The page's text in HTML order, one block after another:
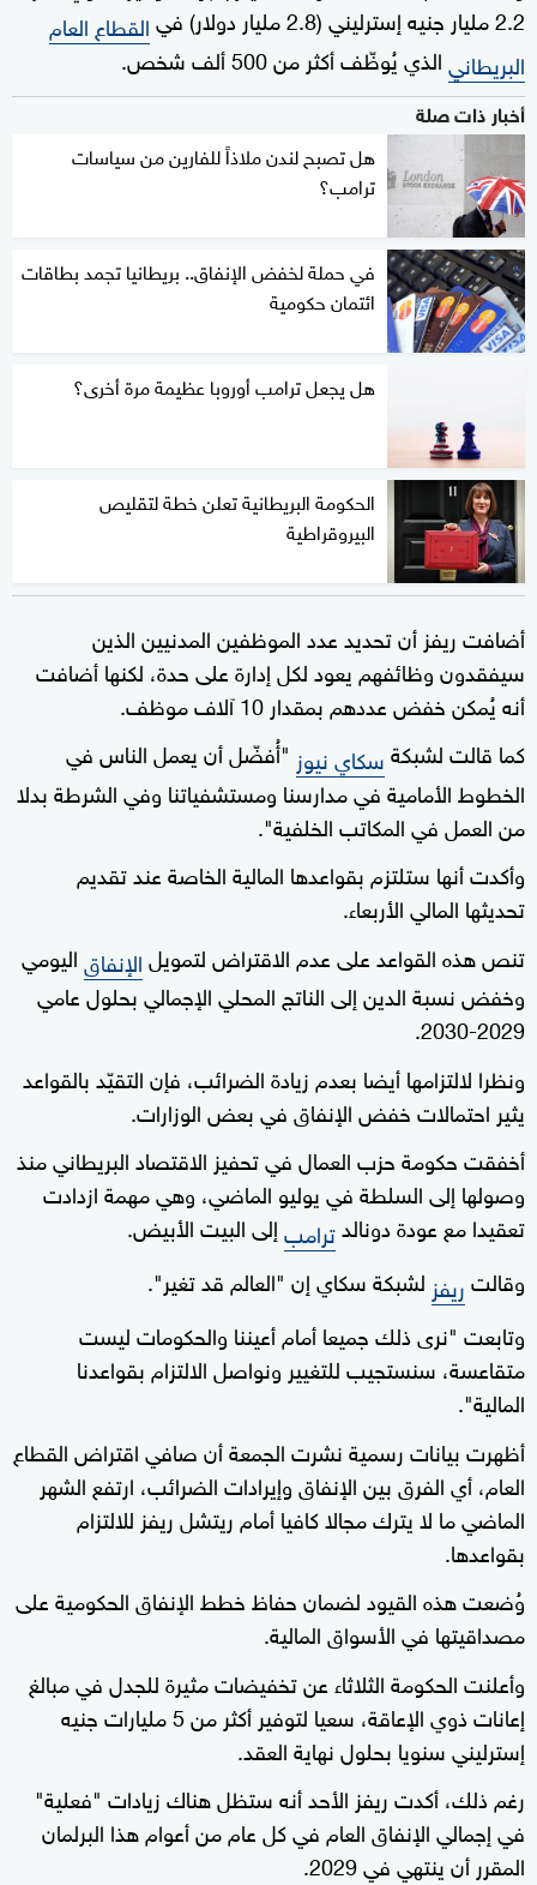
2.2 مليار جنيه إسترليني (2.8 مليار دولار) في
القطاع العام
البريطانيالذي يُوظّف أكثر من 500 ألف شخص.
أخبار ذات صلة
هل تصبح لندن ملاذاً للفارين من سياسات
ترامب؟
في حملة لخفض الإنفاق.. بريطانيا تجمد بطاقات
ائتمان حكومية
هل يجعل ترامب أوروبا عظيمة مرة أخرى؟
الحكومة البريطانية تعلن خطة لتقليص
البيروقراطية
أضافت ريفز أن تحديد عدد الموظفين المدنيين الذين
سيفقدون وظائفهم يعود لكل إدارة على حدة، لكنها أضافت
أنه يُمكن خفض عددهم بمقدار 10 آلاف موظف.
كما قالت لشبكةسكاي نيوز "أُفضّل أن يعمل الناس في
الخطوط الأمامية في مدارسنا ومستشفياتنا وفي الشرطة بدلا
من العمل في المكاتب الخلفية".
وأكدت أنها ستلتزم بقواعدها المالية الخاصة عند تقديم
تحديثها المالي الأربعاء.
تنص هذه القواعد على عدم الاقتراض لتمويلالإنفاقاليومي
وخفض نسبة الدين إلى الناتج المحلي الإجمالي بحلول عامي
2029-2030.
ونظرا لالتزامها أيضا بعدم زيادة الضرائب، فإن التقيّد بالقواعد
يثير احتمالات خفض الإنفاق في بعض الوزارات.
أخفقت حكومة حزب العمال في تحفيز الاقتصاد البريطاني منذ
وصولها إلى السلطة في يوليو الماضي، وهي مهمة ازدادت
تعقيدا مع عودة دونالدترامبإلى البيت الأبيض.
وقالتريفز لشبكة سكاي إن "العالم قد تغير".
وتابعت "نرى ذلك جميعا أمام أعيننا والحكومات ليست
متقاعسة، سنستجيب للتغيير ونواصل الالتزام بقواعدنا
المالية".
أظهرت بيانات رسمية نشرت الجمعة أن صافي اقتراض القطاع
العام، أي الفرق بين الإنفاق وإيرادات الضرائب، ارتفع الشهر
الماضي ما لا يترك مجالا كافيا أمام ريتشل ريفز للالتزام
بقواعدها.
وُضعت هذه القيود لضمان حفاظ خطط الإنفاق الحكومية على
مصداقيتها في الأسواق المالية.
وأعلنت الحكومة الثلاثاء عن تخفيضات مثيرة للجدل في مبالغ
إعانات ذوي الإعاقة، سعيا لتوفير أكثر من 5 مليارات جنيه
إسترليني سنويا بحلول نهاية العقد.
رغم ذلك، أكدت ريفز الأحد أنه ستظل هناك زيادات "فعلية"
في إجمالي الإنفاق العام في كل عام من أعوام هذا البرلمان
المقرر أن ينتهي في 2029.